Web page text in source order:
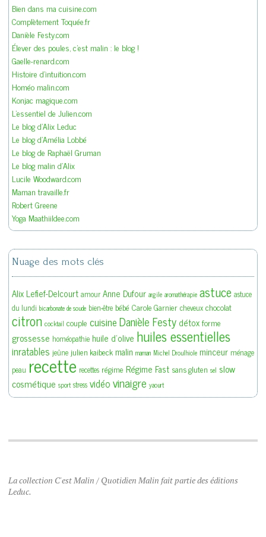
Bien dans ma cuisine.com
Complètement Toquée.fr
Danièle Festy.com
Élever des poules, c'est malin : le blog !
Gaelle-renard.com
Histoire d'intuition.com
Homéo malin.com
Konjac magique.com
L'essentiel de Julien.com
Le blog d'Alix Leduc
Le blog d'Amélia Lobbé
Le blog de Raphaël Gruman
Le blog malin d'Alix
Lucile Woodward.com
Maman travaille.fr
Robert Greene
Yoga Maathiildee.com
Nuage des mots clés
Alix Lefief-Delcourt amour Anne Dufour argile aromathérapie astuce astuce
du lundi bicarbonate de soude bien-être bébé Carole Garnier cheveux chocolat
citron cocktail couple cuisineDanièle Festy détoxforme
grossesse homéopathie huile d'olive huiles essentielles
inratables jeûne julien kaibeck malin maman Michel Droulhiole minceur ménage
peau recette recettes régime Régime Fast sans gluten sel slow
cosmétique sport stress vidéovinaigre yaourt
La collection C'est Malin / Quotidien Malin fait partie des éditions
Leduc.